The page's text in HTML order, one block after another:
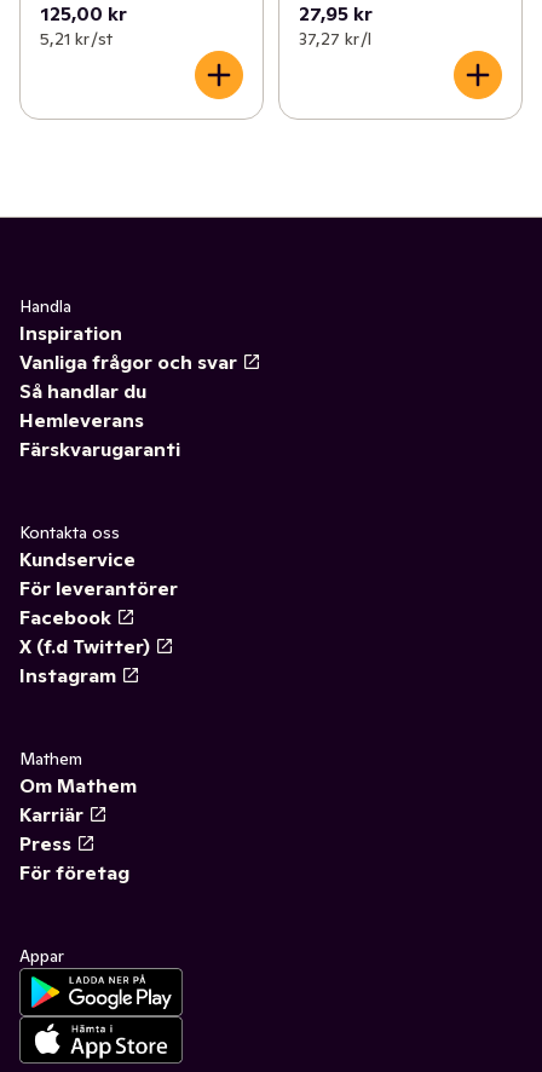
125,00 kr
5,21 kr /st
27,95 kr
37,27 kr /l
Handla
Inspiration
Vanliga frågor och svar
Så handlar du
Hemleverans
Färskvarugaranti
Kontakta oss
Kundservice
För leverantörer
Facebook
X (f.d Twitter)
Instagram
Mathem
Om Mathem
Karriär
Press
För företag
Appar